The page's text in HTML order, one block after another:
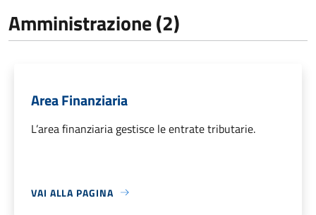
Amministrazione (2)
Area Finanziaria
L’area finanziaria gestisce le entrate tributarie.
VAI ALLA PAGINA